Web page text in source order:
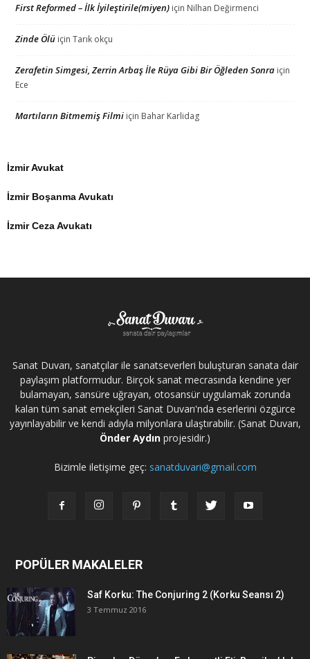
First Reformed – İlk İyileştirile(miyen) için Nilhan Değirmenci
Zinde Ölü için Tarık okçu
Zerafetin Simgesi, Zerrin Arbaş İle Rüya Gibi Bir Öğleden Sonra için
Ece
Martıların Bitmemiş Filmi için Bahar Karlidag
İzmir Avukat
İzmir Boşanma Avukatı
İzmir Ceza Avukatı
Sanat Duvarı, sanatçılar ile sanatseverleri buluşturan sanata dair
paylaşım platformudur. Birçok sanat mecrasında kendine yer
bulamayan, sansüre uğrayan, otosansür uygulamak zorunda
kalan tüm sanat emekçileri Sanat Duvarı'nda eserlerini özgürce
yayınlayabilir ve kendi adıyla milyonlara ulaştırabilir. (Sanat Duvarı,
Önder Aydın projesidir.)
Bizimle iletişime geç: sanatduvari@gmail.com
POPÜLER MAKALELER
Saf Korku: The Conjuring 2 (Korku Seansı 2)
3 Temmuz 2016